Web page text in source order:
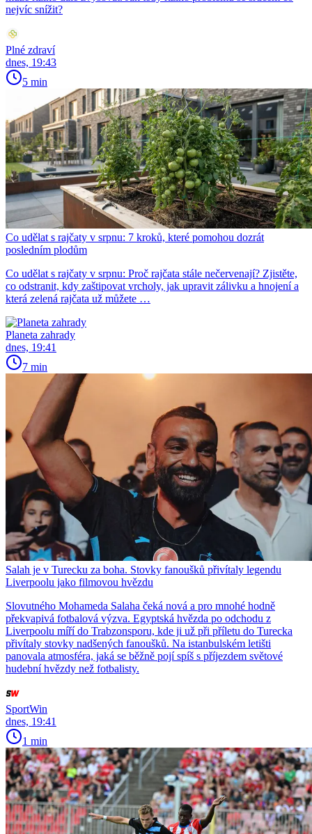
nejvíc snížit?
Plné zdraví
dnes, 19:43
5 min
Co udělat s rajčaty v srpnu: 7 kroků, které pomohou dozrát
posledním plodům
Co udělat s rajčaty v srpnu: Proč rajčata stále nečervenají? Zjistěte,
co odstranit, kdy zaštipovat vrcholy, jak upravit zálivku a hnojení a
která zelená rajčata už můžete …
Planeta zahrady
dnes, 19:41
7 min
Salah je v Turecku za boha. Stovky fanoušků přivítaly legendu
Liverpoolu jako filmovou hvězdu
Slovutného Mohameda Salaha čeká nová a pro mnohé hodně
překvapivá fotbalová výzva. Egyptská hvězda po odchodu z
Liverpoolu míří do Trabzonsporu, kde ji už při příletu do Turecka
přivítaly stovky nadšených fanoušků. Na istanbulském letišti
panovala atmosféra, jaká se běžně pojí spíš s příjezdem světové
hudební hvězdy než fotbalisty.
SportWin
dnes, 19:41
1 min